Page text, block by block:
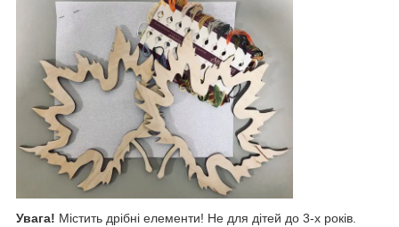
Увага! Містить дрібні елементи! Не для дітей до 3-х років.